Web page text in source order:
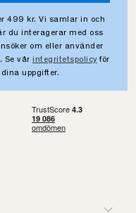
499 kr. Vi samlar in och
du interagerar med oss
om eller använder
Se vår integritetspolicy för
uppgifter.